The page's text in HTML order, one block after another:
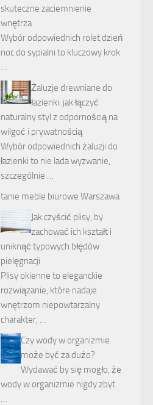
skuteczne zaciemnienie
wnętrza
Wybór odpowiednich rolet dzień
noc do sypialni to kluczowy krok
…
Żaluzje drewniane do
łazienki: jak łączyć
naturalny styl z odpornością na
wilgoć i prywatnością
Wybór odpowiednich żaluzji do
łazienki to nie lada wyzwanie,
szczególnie …
tanie meble biurowe Warszawa
Jak czyścić plisy, by
zachować ich kształt i
uniknąć typowych błędów
pielęgnacji
Plisy okienne to eleganckie
rozwiązanie, które nadaje
wnętrzom niepowtarzalny
charakter, …
Czy wody w organizmie
może być za dużo?
Wydawać by się mogło, że
wody w organizmie nigdy zbyt
…